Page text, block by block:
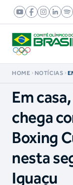
HOME NOTÍCIAS
Em
chega
Boxing
nesta
Iguaçu